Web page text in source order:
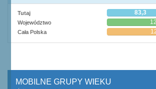
Tutaj 83,3
Województwo
Cała Polska
MOBILNE GRUPY WIEKU